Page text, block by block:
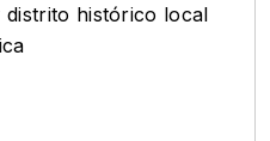
distrito histórico local